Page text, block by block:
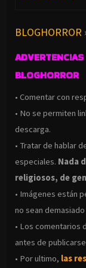
BLOGHORROR
BLOGHORROR
• Comentar con
• No se permiten
descarga.
• Tratar de hablar
especiales. Nada
religiosos, de
• Imágenes están
no sean
• Los comentarios
antes de
• Por ultimo, las